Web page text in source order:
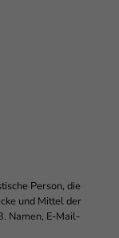
Person, die
und Mittel der
Namen, E-Mail-